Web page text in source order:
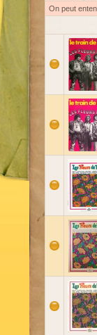
On peut